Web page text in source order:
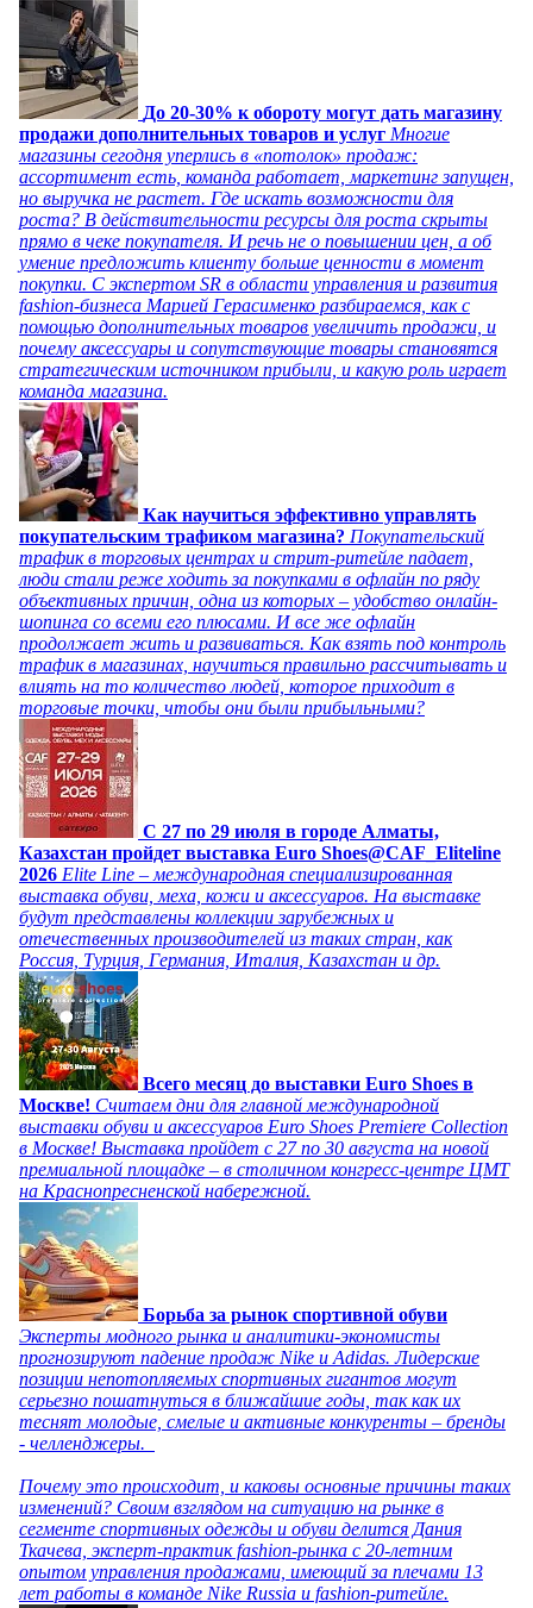
До 20-30% к обороту могут дать магазину
продажи дополнительных товаров и услуг Многие
магазины сегодня уперлись в «потолок» продаж:
ассортимент есть, команда работает, маркетинг запущен,
но выручка не растет. Где искать возможности для
роста? В действительности ресурсы для роста скрыты
прямо в чеке покупателя. И речь не о повышении цен, а об
умение предложить клиенту больше ценности в момент
покупки. С экспертом SR в области управления и развития
fashion-бизнеса Марией Герасименко разбираемся, как с
помощью дополнительных товаров увеличить продажи, и
почему аксессуары и сопутствующие товары становятся
стратегическим источником прибыли, и какую роль играет
команда магазина.
Как научиться эффективно управлять
покупательским трафиком магазина? Покупательский
трафик в торговых центрах и стрит-ритейле падает,
люди стали реже ходить за покупками в офлайн по ряду
объективных причин, одна из которых – удобство онлайн-
шопинга со всеми его плюсами. И все же офлайн
продолжает жить и развиваться. Как взять под контроль
трафик в магазинах, научиться правильно рассчитывать и
влиять на то количество людей, которое приходит в
торговые точки, чтобы они были прибыльными?
C 27 по 29 июля в городе Алматы,
Казахстан пройдет выставка Euro Shoes@CAF_Eliteline
2026 Elite Line – международная специализированная
выставка обуви, меха, кожи и аксессуаров. На выставке
будут представлены коллекции зарубежных и
отечественных производителей из таких стран, как
Россия, Турция, Германия, Италия, Казахстан и др.
Всего месяц до выставки Euro Shoes в
Москве! Считаем дни для главной международной
выставки обуви и аксессуаров Euro Shoes Premiere Collection
в Москве! Выставка пройдет с 27 по 30 августа на новой
премиальной площадке – в столичном конгресс-центре ЦМТ
на Краснопресненской набережной.
Борьба за рынок спортивной обуви
Эксперты модного рынка и аналитики-экономисты
прогнозируют падение продаж Nike и Adidas. Лидерские
позиции непотопляемых спортивных гигантов могут
серьезно пошатнуться в ближайшие годы, так как их
теснят молодые, смелые и активные конкуренты – бренды
- челленджеры.
Почему это происходит, и каковы основные причины таких
изменений? Своим взглядом на ситуацию на рынке в
сегменте спортивных одежды и обуви делится Дания
Ткачева, эксперт-практик fashion-рынка с 20-летним
опытом управления продажами, имеющий за плечами 13
лет работы в команде Nike Russia и fashion-ритейле.